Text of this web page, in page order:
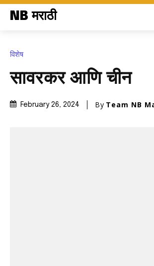
NB मराठी
विशेष
सावरकर आणि चीन
February 26, 2024 By Team NB